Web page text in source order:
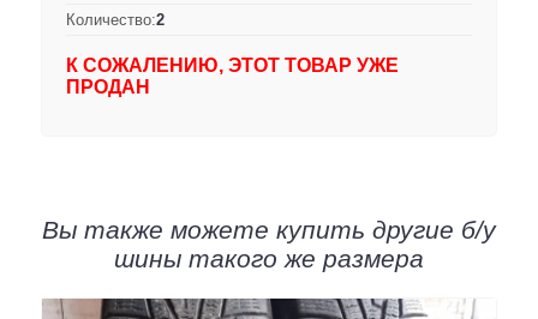
Количество:2
К СОЖАЛЕНИЮ, ЭТОТ ТОВАР УЖЕ
ПРОДАН
Вы также можете купить другие б/у
шины такого же размера